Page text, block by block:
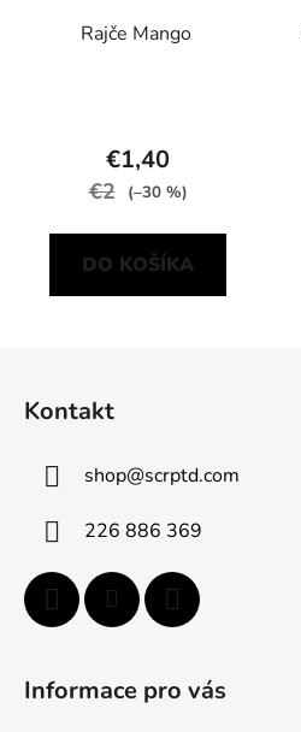
Rajče Mango
€1,40
€2 (–30 %)
DO KOŠÍKA
Kontakt
shop@scrptd.com
226 886 369
Informace pro vás